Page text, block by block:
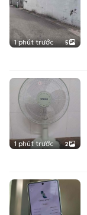
1 phút trước 5
1 phút trước 2